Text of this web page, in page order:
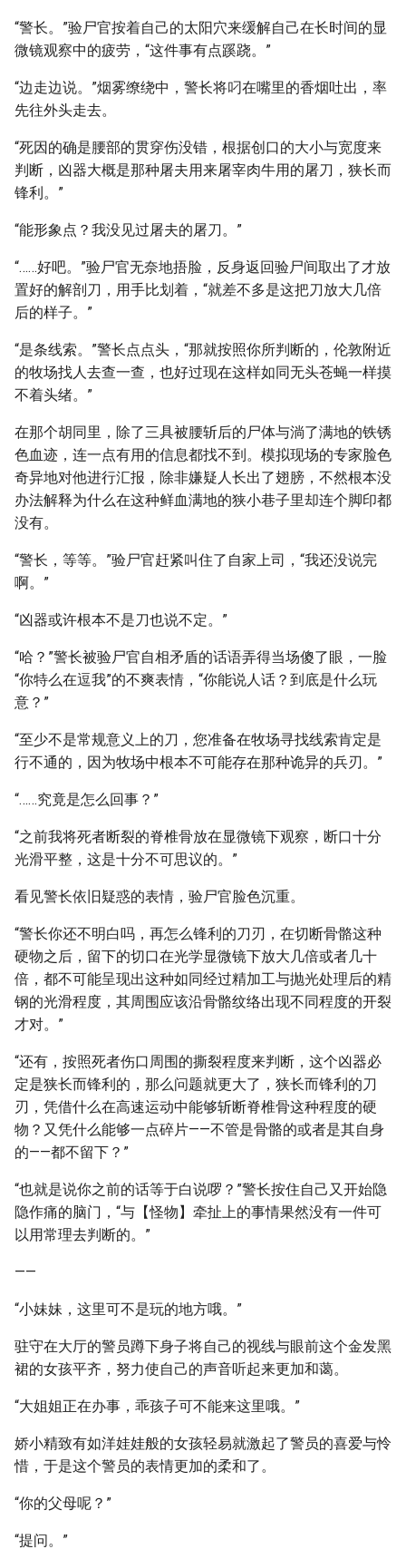
“警长。”验尸官按着自己的太阳穴来缓解自己在长时间的显
微镜观察中的疲劳，“这件事有点蹊跷。”
“边走边说。”烟雾缭绕中，警长将叼在嘴里的香烟吐出，率
先往外头走去。
“死因的确是腰部的贯穿伤没错，根据创口的大小与宽度来
判断，凶器大概是那种屠夫用来屠宰肉牛用的屠刀，狭长而
锋利。”
“能形象点？我没见过屠夫的屠刀。”
“……好吧。”验尸官无奈地捂脸，反身返回验尸间取出了才放
置好的解剖刀，用手比划着，“就差不多是这把刀放大几倍
后的样子。”
“是条线索。”警长点点头，“那就按照你所判断的，伦敦附近
的牧场找人去查一查，也好过现在这样如同无头苍蝇一样摸
不着头绪。”
在那个胡同里，除了三具被腰斩后的尸体与淌了满地的铁锈
色血迹，连一点有用的信息都找不到。模拟现场的专家脸色
奇异地对他进行汇报，除非嫌疑人长出了翅膀，不然根本没
办法解释为什么在这种鲜血满地的狭小巷子里却连个脚印都
没有。
“警长，等等。”验尸官赶紧叫住了自家上司，“我还没说完
啊。”
“凶器或许根本不是刀也说不定。”
“哈？”警长被验尸官自相矛盾的话语弄得当场傻了眼，一脸
“你特么在逗我”的不爽表情，“你能说人话？到底是什么玩
意？”
“至少不是常规意义上的刀，您准备在牧场寻找线索肯定是
行不通的，因为牧场中根本不可能存在那种诡异的兵刃。”
“……究竟是怎么回事？”
“之前我将死者断裂的脊椎骨放在显微镜下观察，断口十分
光滑平整，这是十分不可思议的。”
看见警长依旧疑惑的表情，验尸官脸色沉重。
“警长你还不明白吗，再怎么锋利的刀刃，在切断骨骼这种
硬物之后，留下的切口在光学显微镜下放大几倍或者几十
倍，都不可能呈现出这种如同经过精加工与抛光处理后的精
钢的光滑程度，其周围应该沿骨骼纹络出现不同程度的开裂
才对。”
“还有，按照死者伤口周围的撕裂程度来判断，这个凶器必
定是狭长而锋利的，那么问题就更大了，狭长而锋利的刀
刃，凭借什么在高速运动中能够斩断脊椎骨这种程度的硬
物？又凭什么能够一点碎片——不管是骨骼的或者是其自身
的——都不留下？”
“也就是说你之前的话等于白说啰？”警长按住自己又开始隐
隐作痛的脑门，“与【怪物】牵扯上的事情果然没有一件可
以用常理去判断的。”
——
“小妹妹，这里可不是玩的地方哦。”
驻守在大厅的警员蹲下身子将自己的视线与眼前这个金发黑
裙的女孩平齐，努力使自己的声音听起来更加和蔼。
“大姐姐正在办事，乖孩子可不能来这里哦。”
娇小精致有如洋娃娃般的女孩轻易就激起了警员的喜爱与怜
惜，于是这个警员的表情更加的柔和了。
“你的父母呢？”
“提问。”